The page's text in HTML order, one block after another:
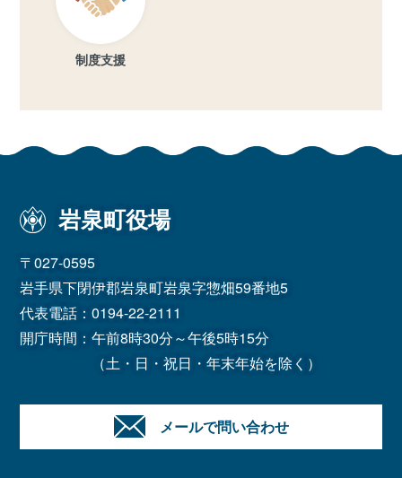
制度支援
岩泉町役場
〒027-0595
岩手県下閉伊郡岩泉町岩泉字惣畑59番地5
代表電話：0194-22-2111
開庁時間：午前8時30分～午後5時15分
（土・日・祝日・年末年始を除く）
メールで問い合わせ